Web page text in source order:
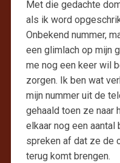
Met die gedachte
als ik word
Onbekend nummer,
een glimlach op mijn
me nog een keer wil
zorgen. Ik ben wat
mijn nummer uit de
gehaald toen ze naar
elkaar nog een
spreken af dat ze de
terug komt brengen.